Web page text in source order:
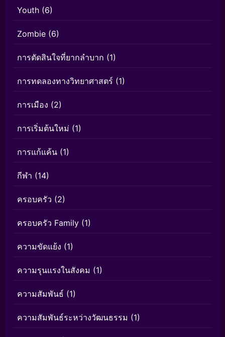
Youth (6)
Zombie (6)
การตัดสินใจที่ยากลำบาก (1)
การทดลองทางวิทยาศาสตร์ (1)
การเมือง (2)
การเริ่มต้นใหม่ (1)
การแก้แค้น (1)
กีฬา (14)
ครอบครัว (2)
ครอบครัว Family (1)
ความขัดแย้ง (1)
ความรุนแรงในสังคม (1)
ความสัมพันธ์ (1)
ความสัมพันธ์ระหว่างวัฒนธรรม (1)